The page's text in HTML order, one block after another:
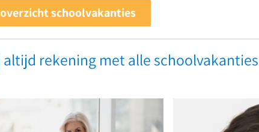
schoolvakanties
rekening met alle
in
het